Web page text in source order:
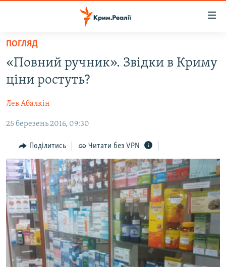
Перейти
основного
матеріалу
до
навігації
Перейти
пошуку
ВІДЕО ТА ФОТО
ПОЛІТИКА
БЛОГИ
ПОГЛЯД
ІНТЕРВ'Ю
ВСЕ ЗА ДЕНЬ
СПЕЦПРОЕКТИ
ДЕПОРТАЦІЯ
ВІДЕОУРОКИ «ELIFBE»
СВІДЧЕННЯ ОКУПАЦІЇ
ЯК ОБІЙТИ БЛОКУВАННЯ
Русский
Qırımtatar
ПОГЛЯД
«Повний ручник». Звідки в Криму
ціни ростуть?
Лев Абалкін
25 березень 2016, 09:30
Поділитись Читати без VPN